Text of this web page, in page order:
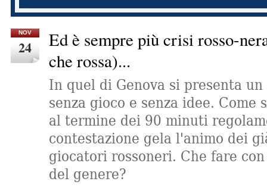
NOV
24
Ed è sempre più crisi rosso-
che rossa)...
In quel di Genova si presenta
senza gioco e senza idee. Come
al termine dei 90 minuti
contestazione gela l'animo dei
giocatori rossoneri. Che fare
del genere?